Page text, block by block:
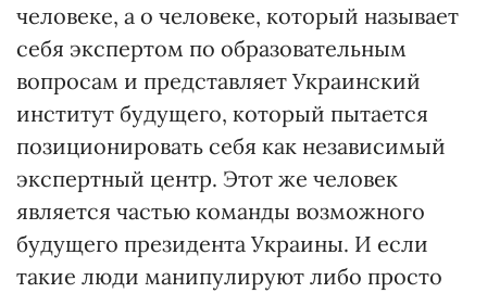
человеке, а о человеке, который называет
себя экспертом по образовательным
вопросам и представляет Украинский
институт будущего, который пытается
позиционировать себя как независимый
экспертный центр. Этот же человек
является частью команды возможного
будущего президента Украины. И если
такие люди манипулируют либо просто